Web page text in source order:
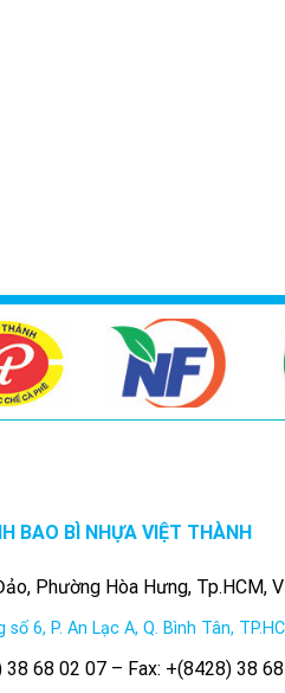
BAO BÌ NHỰA VIỆT THÀNH
Phường Hòa Hưng, Tp.HCM,
số 6, P. An Lạc A, Q. Bình Tân,
38 68 02 07 – Fax: +(8428) 38